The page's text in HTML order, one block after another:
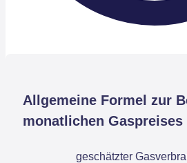
Allgemeine Formel zur
monatlichen Gaspreises
geschätzter